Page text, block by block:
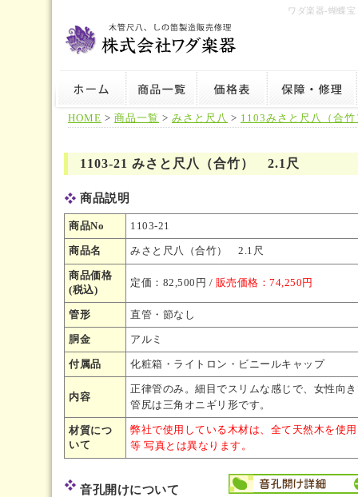
ワダ楽器-蝴蝶
HOME > 商品一覧 > みさと尺八 > 1103みさと尺八（合竹
1103-21 みさと尺八（合竹） 2.1尺
商品説明
商品No 1103-21
商品名 みさと尺八（合竹） 2.1尺
商品価格
(税込)
定価：82,500円 / 販売価格：74,250円
管形 直管・節なし
胴金 アルミ
付属品 化粧箱・ライトロン・ビニールキャップ
内容
正律管のみ。細目でスリムな感じで、女性向
管尻は三角オニギリ形です。
材質につ
いて
弊社で使用している木材は、全て天然木を使
等 写真とは異なります。
音孔開けについて